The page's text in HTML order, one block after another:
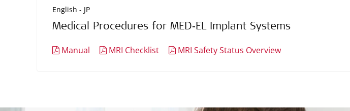
English - JP
Medical Procedures for MED‑EL Implant Systems
Manual MRI Checklist MRI Safety Status Overview